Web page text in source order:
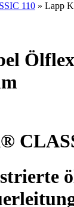
110 » Lapp
Ölflex